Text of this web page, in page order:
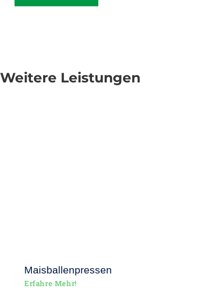
Weitere Leistungen
Maisballenpressen
Erfahre Mehr!